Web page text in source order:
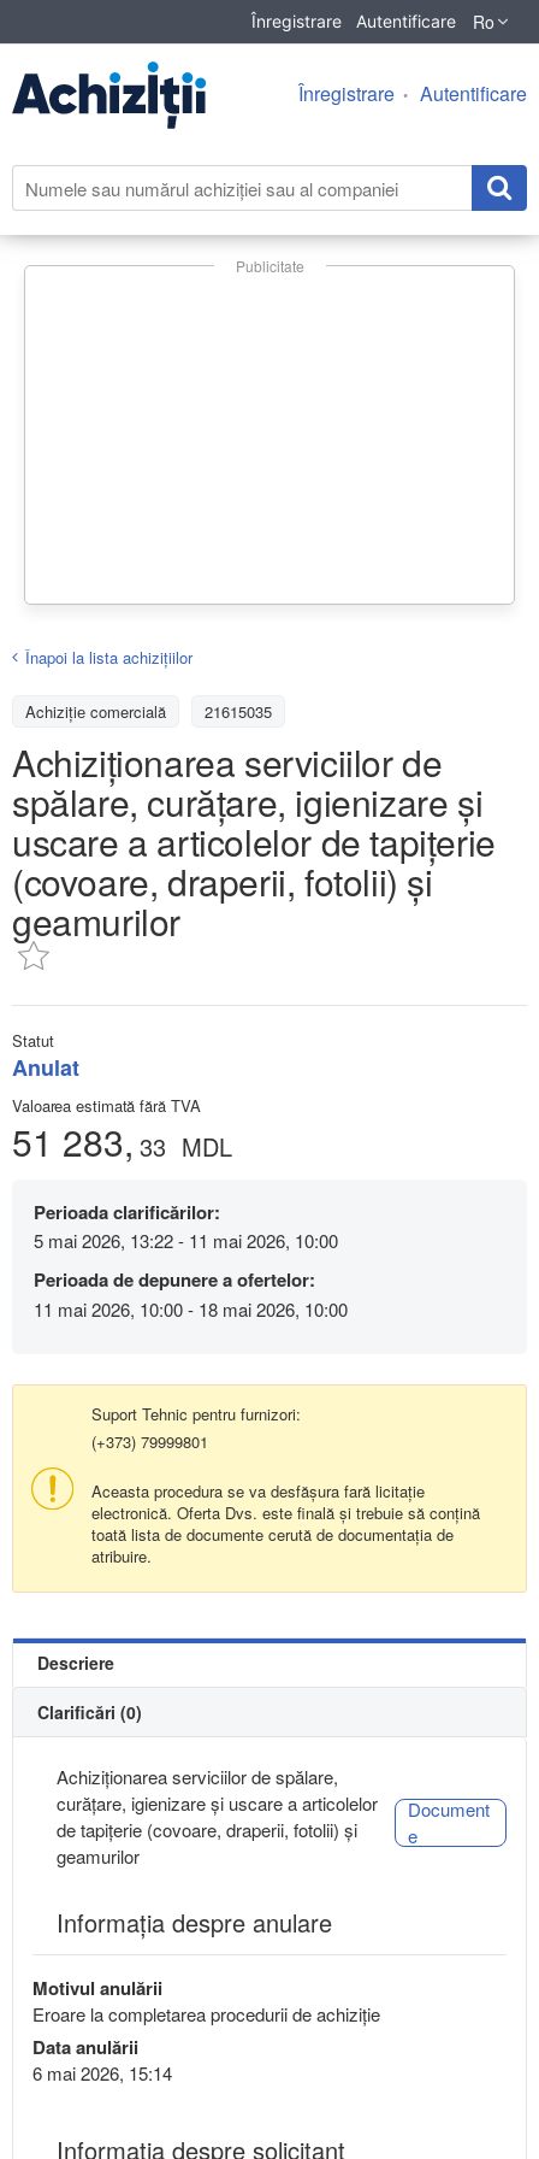
Înregistrare Autentificare Ro
Înregistrare Autentificare
Publicitate
Înapoi la lista achiziţiilor
Achizițiе comercială 21615035
Achiziționarea serviciilor de
spălare, curățare, igienizare și
uscare a articolelor de tapițerie
(covoare, draperii, fotolii) și
geamurilor
Statut
Anulat
Valoarea estimată fără TVA
51 283, 33 MDL
Perioada clarificărilor:
5 mai 2026, 13:22 - 11 mai 2026, 10:00
Perioada de depunere a ofertelor:
11 mai 2026, 10:00 - 18 mai 2026, 10:00
Suport Tehnic pentru furnizori:
(+373) 79999801
Aceasta procedura se va desfășura fară licitație
electronică. Oferta Dvs. este finală și trebuie să conțină
toată lista de documente cerută de documentația de
atribuire.
Descriere
Clarificări (0)
Achiziționarea serviciilor de spălare,
curățare, igienizare și uscare a articolelor
de tapițerie (covoare, draperii, fotolii) și
geamurilor
Document
e
Informația despre anulare
Motivul anulării
Eroare la completarea procedurii de achiziție
Data anulării
6 mai 2026, 15:14
Informaţia despre solicitant